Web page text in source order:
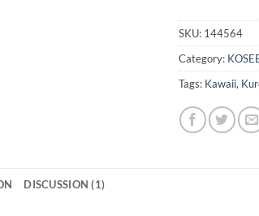
SKU: 144564
Category:
Tags: Kawaii,
DISCUSSION (1)